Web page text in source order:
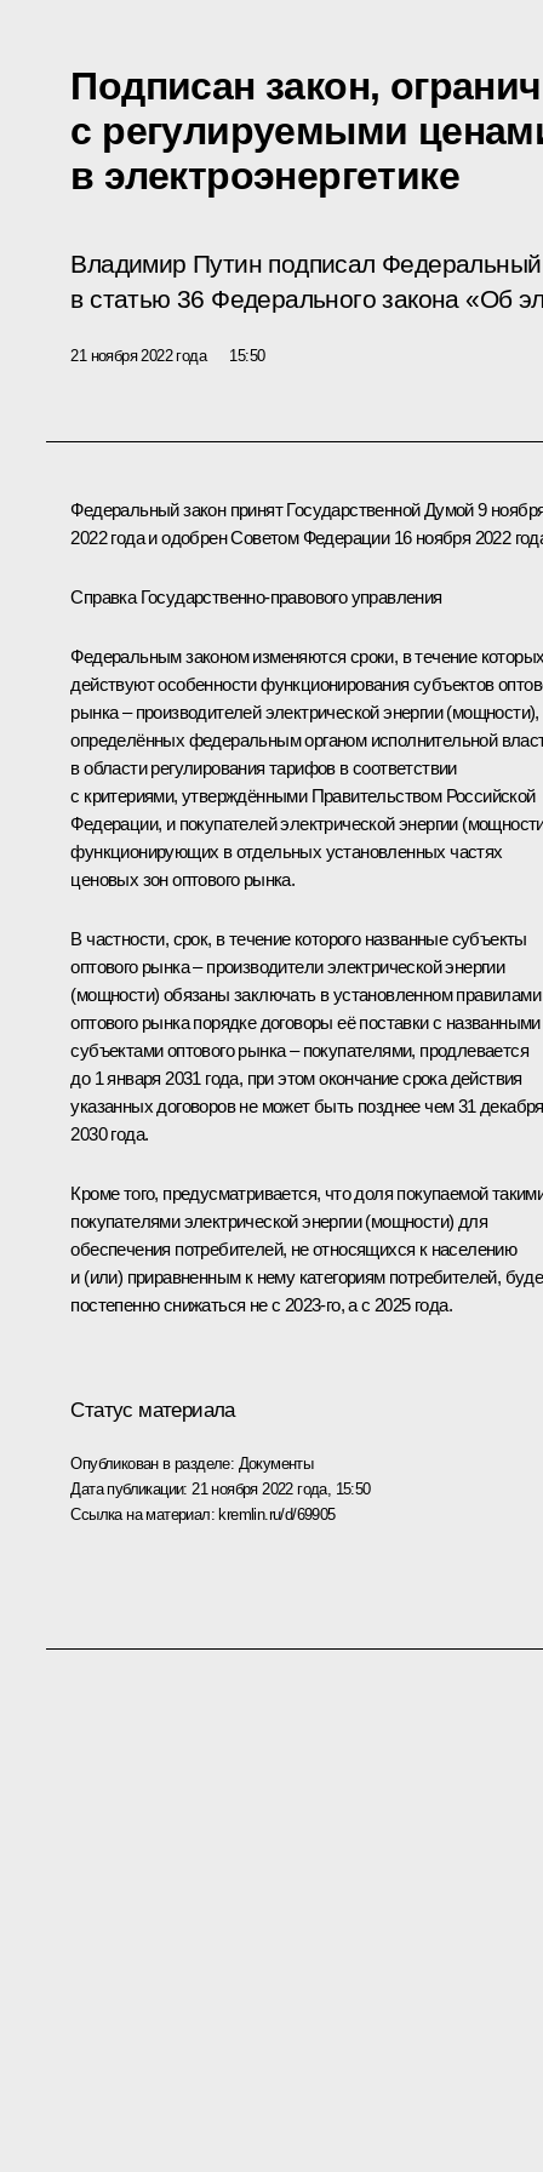
Подписан закон,
с регулируемыми
в электроэнергетике
Владимир Путин подписал
в статью 36 Федерального закона «Об
21 ноября 2022 года 15:50
Федеральный закон принят Государственной Думой 9
2022 года и одобрен Советом Федерации 16 ноября 2022
Справка Государственно-правового управления
Федеральным законом изменяются сроки, в течение
действуют особенности функционирования субъектов
рынка – производителей электрической энергии (мощности),
определённых федеральным органом исполнительной
в области регулирования тарифов в соответствии
с критериями, утверждёнными Правительством Российской
Федерации, и покупателей электрической энергии
функционирующих в отдельных установленных частях
ценовых зон оптового рынка.
В частности, срок, в течение которого названные субъекты
оптового рынка – производители электрической энергии
(мощности) обязаны заключать в установленном правилами
оптового рынка порядке договоры её поставки с названными
субъектами оптового рынка – покупателями, продлевается
до 1 января 2031 года, при этом окончание срока действия
указанных договоров не может быть позднее чем 31 декабря
2030 года.
Кроме того, предусматривается, что доля покупаемой
покупателями электрической энергии (мощности) для
обеспечения потребителей, не относящихся к населению
и (или) приравненным к нему категориям потребителей,
постепенно снижаться не с 2023-го, а с 2025 года.
Статус материала
Опубликован в разделе: Документы
Дата публикации: 21 ноября 2022 года, 15:50
Ссылка на материал: kremlin.ru/d/69905